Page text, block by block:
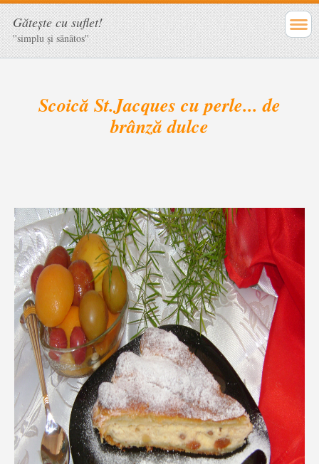
Găteşte cu suflet!
''simplu şi sănătos''
Scoică St.Jacques cu perle... de
brânză dulce